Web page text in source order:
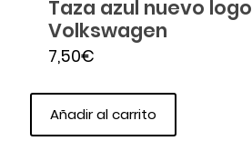
Taza azul nuevo logo
Volkswagen
7,50€
Añadir al carrito